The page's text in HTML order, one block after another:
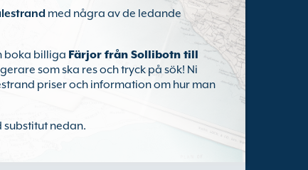
med några av de ledande
boka billiga Färjor från Sollibotn till
som ska res och tryck på sök! Ni
priser och information om hur man
substitut nedan.